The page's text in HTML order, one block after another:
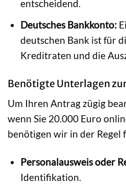
entscheidend.
Deutsches Bankkonto:
deutschen Bank ist für
Kreditraten und die
Benötigte Unterlagen
Um Ihren Antrag zügig
wenn Sie 20.000 Euro
benötigen wir in der Regel
Personalausweis oder
Identifikation.